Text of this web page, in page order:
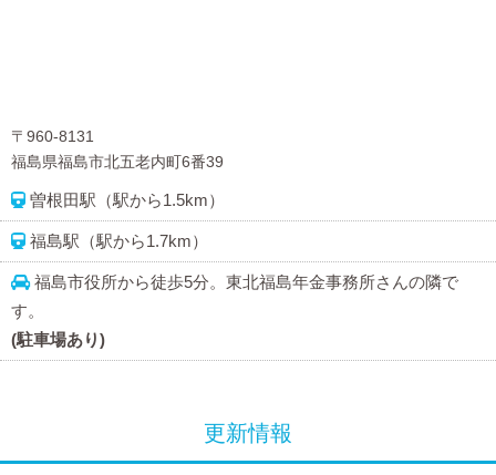
〒960-8131
福島県福島市北五老内町6番39
曽根田駅（駅から1.5km）
福島駅（駅から1.7km）
福島市役所から徒歩5分。東北福島年金事務所さんの隣で
す。
(駐車場あり)
更新情報